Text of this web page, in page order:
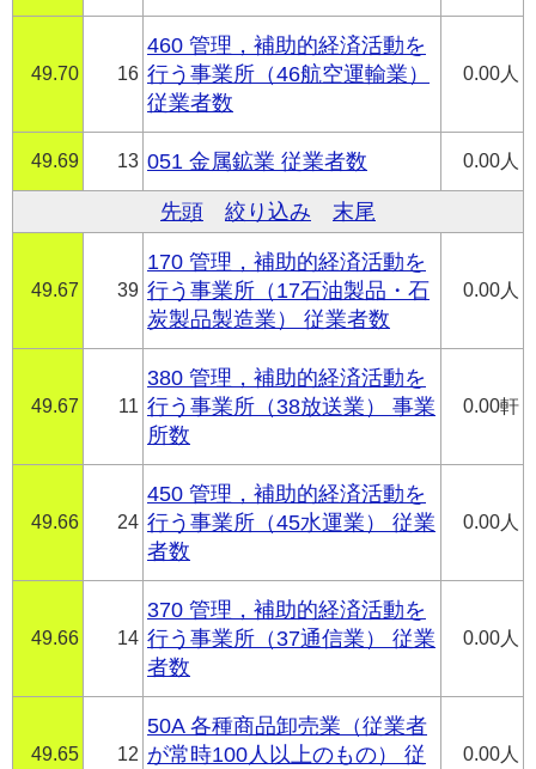
49.70 16
460 管理，補助的経済活動を
行う事業所（46航空運輸業）
従業者数
0.00人
49.69 13 051 金属鉱業 従業者数 0.00人
先頭 絞り込み 末尾
49.67 39
170 管理，補助的経済活動を
行う事業所（17石油製品・石
炭製品製造業） 従業者数
0.00人
49.67 11
380 管理，補助的経済活動を
行う事業所（38放送業） 事業
所数
0.00軒
49.66 24
450 管理，補助的経済活動を
行う事業所（45水運業） 従業
者数
0.00人
49.66 14
370 管理，補助的経済活動を
行う事業所（37通信業） 従業
者数
0.00人
49.65 12
50A 各種商品卸売業（従業者
が常時100人以上のもの） 従
0.00人